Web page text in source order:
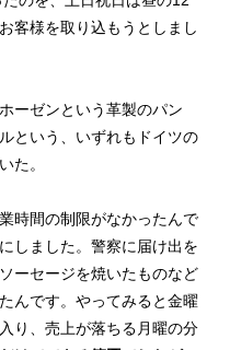
客様を取り込もうとしまし
ーゼンという革製のパン
という、いずれもドイツの
た。
時間の制限がなかったんで
しました。警察に届け出を
ーセージを焼いたものなど
んです。やってみると金曜
り、売上が落ちる月曜の分